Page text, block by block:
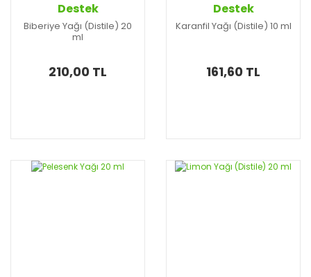
Destek
Biberiye Yağı (Distile) 20
ml
210,00 TL
Destek
Karanfil Yağı (Distile) 10 ml
161,60 TL